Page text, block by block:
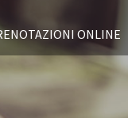
ONLINE